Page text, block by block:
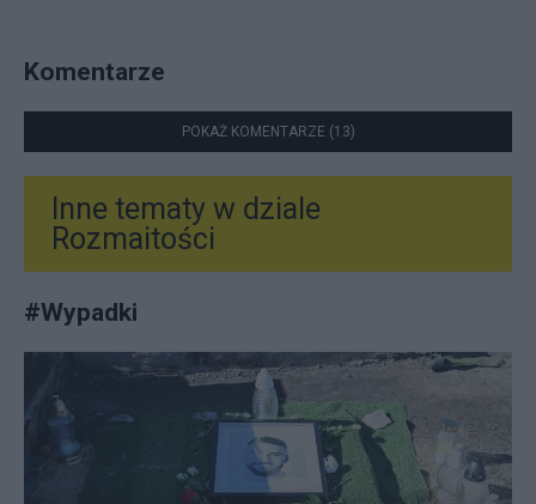
Komentarze
POKAŻ KOMENTARZE (13)
Inne tematy w dziale
Rozmaitości
#Wypadki